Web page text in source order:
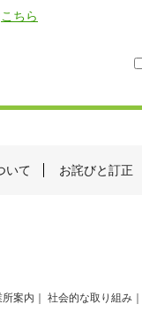
こちら
いて お詫びと訂正
所案内 社会的な取り組み